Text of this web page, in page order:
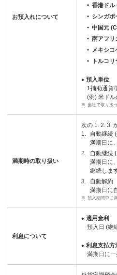
お預入れについて
香港ドル
シンガポ
中国元
南アフリ
メキシ
トルコ
預入単位
1補助通貨
(例) 米ド
※ 当社で取り扱
満期時の取り扱い
次の 1. 2. 3.
1.
自動継続
満期日に
2.
自動継続
満期日に
継続しま
3.
自動解約
満期日に
※ 預入期間中に
利息について
適用金利
預入日 (継
利息支払方
満期日に一